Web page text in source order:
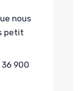
nous
petit
36 900